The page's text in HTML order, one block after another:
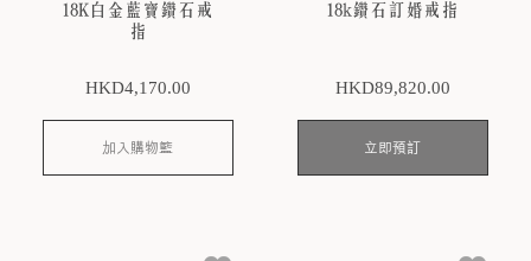
18K白金藍寶鑽石戒
指
HKD4,170.00
加入購物籃
18k鑽石訂婚戒指
HKD89,820.00
立即預訂